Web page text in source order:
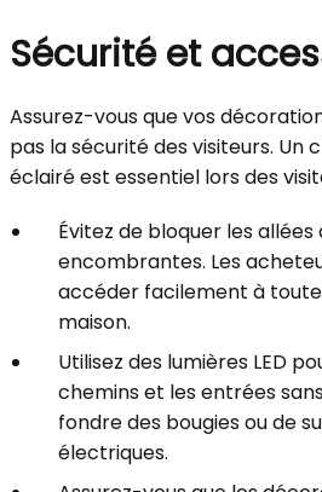
Sécurité et
Assurez-vous que vos
pas la sécurité des visiteurs. Un
éclairé est essentiel lors des
Évitez de bloquer les
encombrantes. Les
accéder facilement à
maison.
Utilisez des lumières LED
chemins et les entrées
fondre des bougies ou de
électriques.